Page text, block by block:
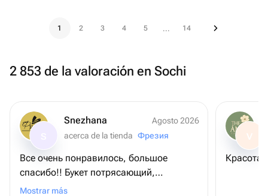
1 2 3 4 5 ... 14
2 853 de la valoración en Sochi
Snezhana
Agosto 2026
acerca de la tienda Фрезия
Все очень понравилось, большое
спасибо!! Букет потрясающий,
нереально красивые розы 😍😍 брали в
Mostrar más
V